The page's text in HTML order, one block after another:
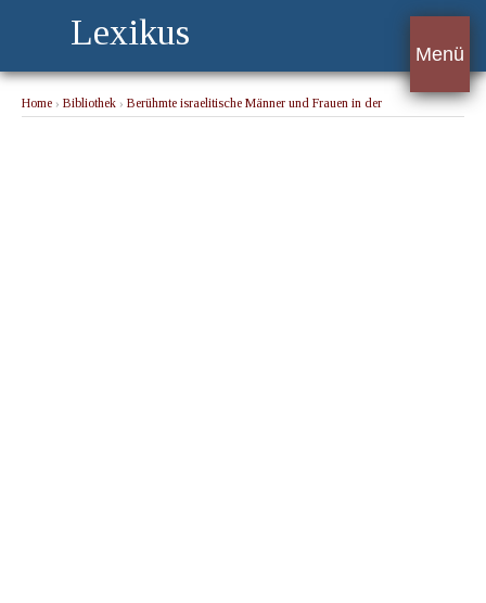
Lexikus
Menü
Home › Bibliothek › Berühmte israelitische Männer und Frauen in der